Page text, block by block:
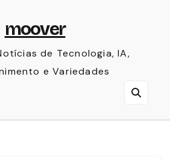
moover
de Tecnologia, IA,
e Variedades